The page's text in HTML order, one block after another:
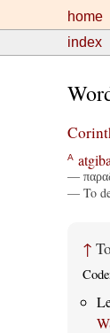
home
index
A
—
— To
↑